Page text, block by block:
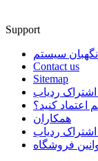
Support
سیستم
Contact us
Sitemap
اعتماد کنید؟
همکاران
فروشگاه